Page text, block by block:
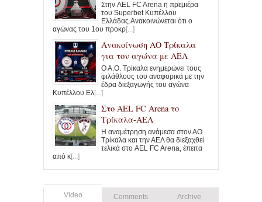
Στην AEL FC Arena η πρεμιέρα
του Superbet Κυπέλλου
Ελλάδας.Ανακοινώνεται ότι ο
αγώνας του 1ου προκρ[...]
Ανακοίνωση ΑΟ Τρίκαλα
για τον αγώνα με ΑΕΛ
Ο Α.Ο. Τρίκαλα ενημερώνει τους
φιλάθλους του αναφορικά με την
έδρα διεξαγωγής του αγώνα
Κυπέλλου Ελ[...]
Στο ΑΕL FC Arena το
Τρίκαλα-ΑΕΛ
Η αναμέτρηση ανάμεσα στον ΑΟ
Τρίκαλα και την ΑΕΛ θα διεξαχθεί
τελικά στο AEL FC Arena, έπειτα
από κ[...]
Video Comments Archive